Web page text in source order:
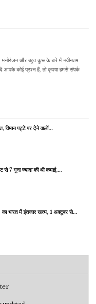
मनोरंजन और बहुत कुछ के बारे में नवीनतम
आपके कोई प्रश्न हैं, तो कृपया हमसे संपर्क
विमान पट्टे पर देने वालों…
7 गुना ज्यादा की थी कमाई,…
में इंतजार खत्म, 1 अक्टूबर से…